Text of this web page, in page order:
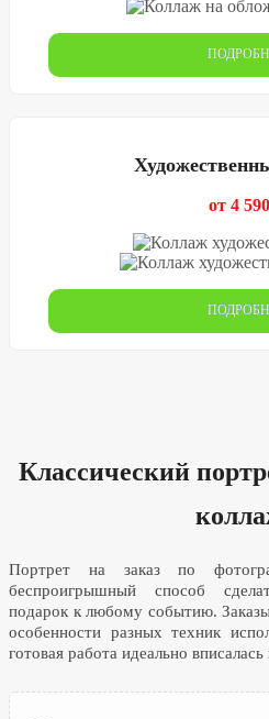
от 4
Классический
Портрет на заказ по
беспроигрышный способ
подарок к любому событию.
особенности разных техник
готовая работа идеально